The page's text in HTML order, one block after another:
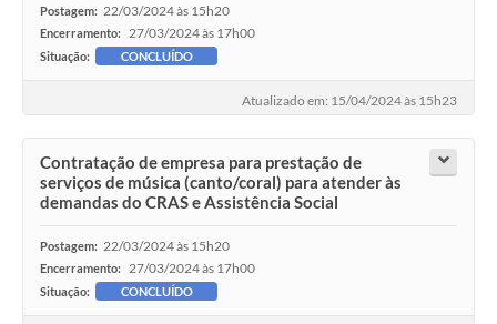
Junta Militar
PPA
Postagem: 22/03/2024 às 15h20
Encerramento: 27/03/2024 às 17h00
Situação: CONCLUÍDO
Atualizado em: 15/04/2024 às 15h23
Contratação de empresa para prestação de
serviços de música (canto/coral) para atender às
demandas do CRAS e Assistência Social
Postagem: 22/03/2024 às 15h20
Encerramento: 27/03/2024 às 17h00
Situação: CONCLUÍDO